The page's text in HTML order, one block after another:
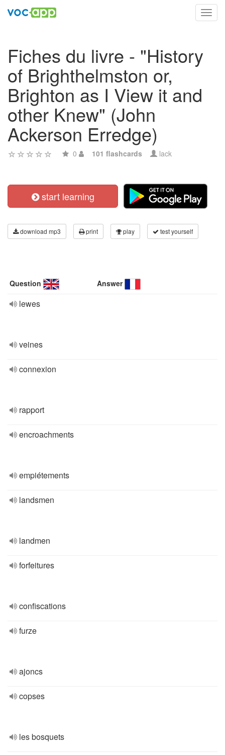
Fiches du livre - "History
of Brighthelmston or,
Brighton as I View it and
other Knew" (John
Ackerson Erredge)
0 101 flashcards lack
start learning
download mp3 print play test yourself
Question Answer
lewes
veines
connexion
rapport
encroachments
empiétements
landsmen
landmen
forfeitures
confiscations
furze
ajoncs
copses
les bosquets